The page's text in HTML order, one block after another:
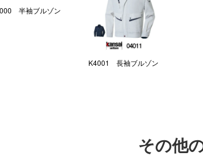
半袖ブルゾン
K4001 長袖ブルゾン
その他